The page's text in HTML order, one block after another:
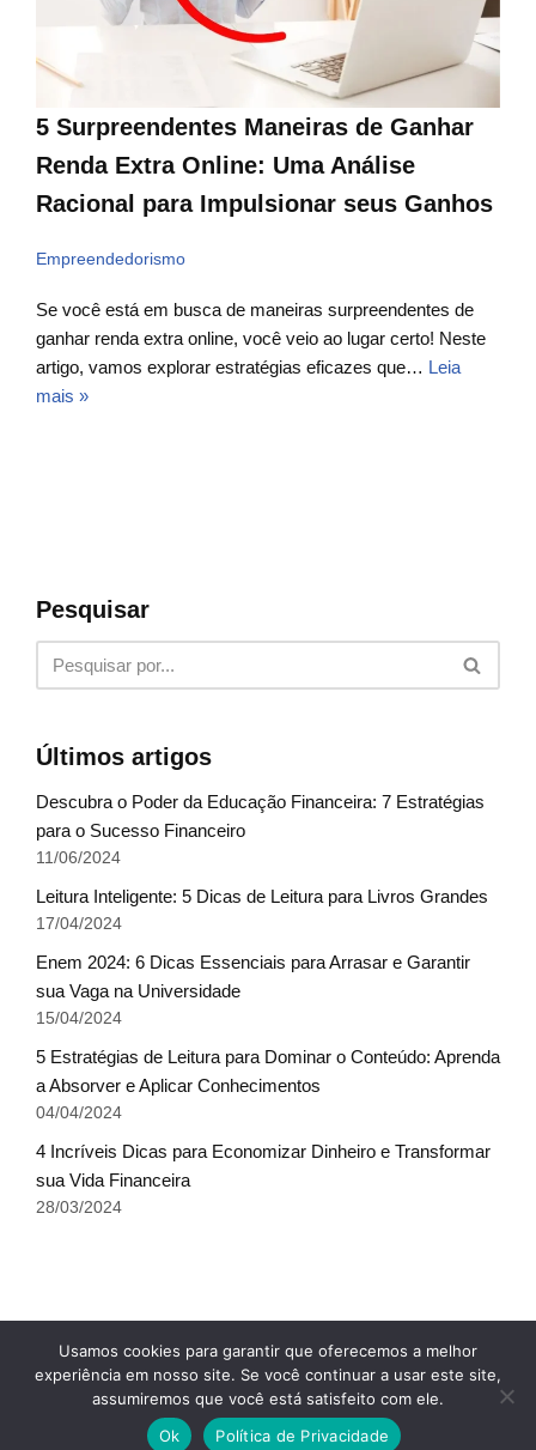
5 Surpreendentes Maneiras de Ganhar
Renda Extra Online: Uma Análise
Racional para Impulsionar seus Ganhos
Empreendedorismo
Se você está em busca de maneiras surpreendentes de
ganhar renda extra online, você veio ao lugar certo! Neste
artigo, vamos explorar estratégias eficazes que… Leia
mais »
Pesquisar
Últimos artigos
Descubra o Poder da Educação Financeira: 7 Estratégias
para o Sucesso Financeiro
11/06/2024
Leitura Inteligente: 5 Dicas de Leitura para Livros Grandes
17/04/2024
Enem 2024: 6 Dicas Essenciais para Arrasar e Garantir
sua Vaga na Universidade
15/04/2024
5 Estratégias de Leitura para Dominar o Conteúdo: Aprenda
a Absorver e Aplicar Conhecimentos
04/04/2024
4 Incríveis Dicas para Economizar Dinheiro e Transformar
sua Vida Financeira
28/03/2024
Fale conosco
Glossário do Sucesso
Política de Privacidade
Sobre Nós Termos de uso
© Escala do Sucesso - TODOS OS DIREITOS
x
Usamos cookies para garantir que oferecemos a melhor
experiência em nosso site. Se você continuar a usar este site,
assumiremos que você está satisfeito com ele.
Ok
Política de Privacidade